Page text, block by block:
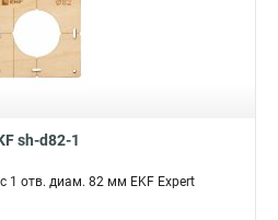
sh-d82-1
1 отв. диам. 82 мм EKF Expert